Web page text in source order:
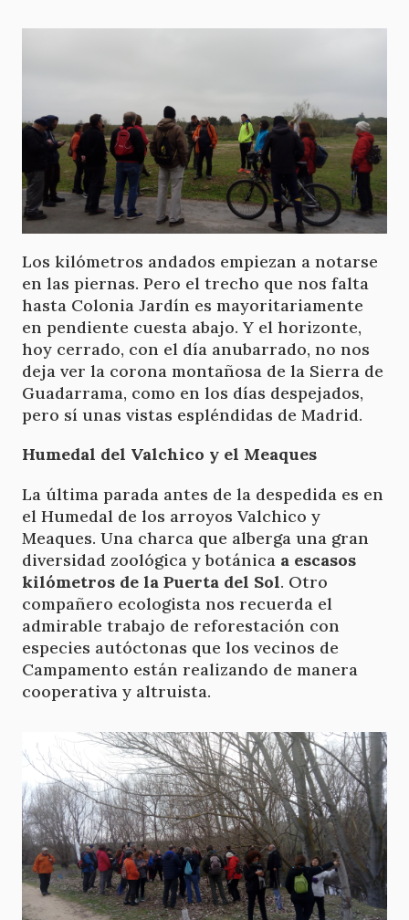
Los kilómetros andados empiezan a notarse
en las piernas. Pero el trecho que nos falta
hasta Colonia Jardín es mayoritariamente
en pendiente cuesta abajo. Y el horizonte,
hoy cerrado, con el día anubarrado, no nos
deja ver la corona montañosa de la Sierra de
Guadarrama, como en los días despejados,
pero sí unas vistas espléndidas de Madrid.
Humedal del Valchico y el Meaques
La última parada antes de la despedida es en
el Humedal de los arroyos Valchico y
Meaques. Una charca que alberga una gran
diversidad zoológica y botánica a escasos
kilómetros de la Puerta del Sol. Otro
compañero ecologista nos recuerda el
admirable trabajo de reforestación con
especies autóctonas que los vecinos de
Campamento están realizando de manera
cooperativa y altruista.